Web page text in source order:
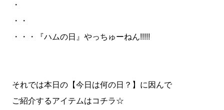
・
・・
・・・『ハムの日』やっちゅーねん!!!!!
それでは本日の【今日は何の日？】に因んで
ご紹介するアイテムはコチラ☆